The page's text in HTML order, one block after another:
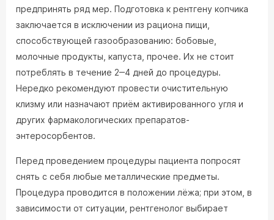
предпринять ряд мер. Подготовка к рентгену копчика
заключается в исключении из рациона пищи,
способствующей газообразованию: бобовые,
молочные продукты, капуста, прочее. Их не стоит
потреблять в течение 2‒4 дней до процедуры.
Нередко рекомендуют провести очистительную
клизму или назначают приём активированного угля и
других фармакологических препаратов-
энтеросорбентов.
Перед проведением процедуры пациента попросят
снять с себя любые металлические предметы.
Процедура проводится в положении лёжа; при этом, в
зависимости от ситуации, рентгенолог выбирает